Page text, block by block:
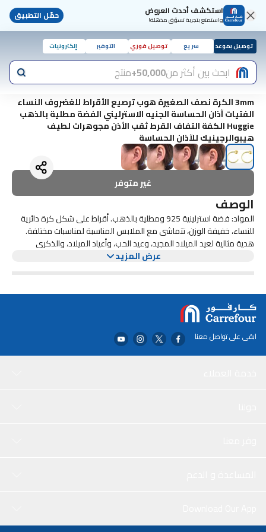
استكشف أحدث العروض
واستمتع بتجربة تسوّق مذهلة! حمّل التطبيق
توصيل بموعد سريع توصيل فوري التوفير إلكترونيات
ابحث بين أكثر من50,000+ منتج
3mm الكرة نصف الصغيرة هوب ترصيع الأقراط للغضروف النساء
الفتيات آذان الحساسة الجنيه الاسترليني الفضة مطلية بالذهب
Huggie الكفة التفاف القرط ثقب الأذن مجوهرات لطيف
هيبوالرجينيك للآذان الحساسة
غير متوفر
الوصف
المواد: فضة استرلينية 925 ومطلية بالذهب. أقراط على شكل كرة دائرية
للنساء، خفيفة الوزن، تتماشى مع الملابس المناسبة لمناسبات مختلفة.
هدية مثالية لعيد الميلاد المجيد، وعيد الحب، وأعياد الميلاد، والذكرى
السنوية، وعيد الأم. أفضل هدية للنساء، الأم، الجدة، الابنة، الزوجة، الأخت،
الميلاد.
عرض المزيد
ابقى على تواصل معنا